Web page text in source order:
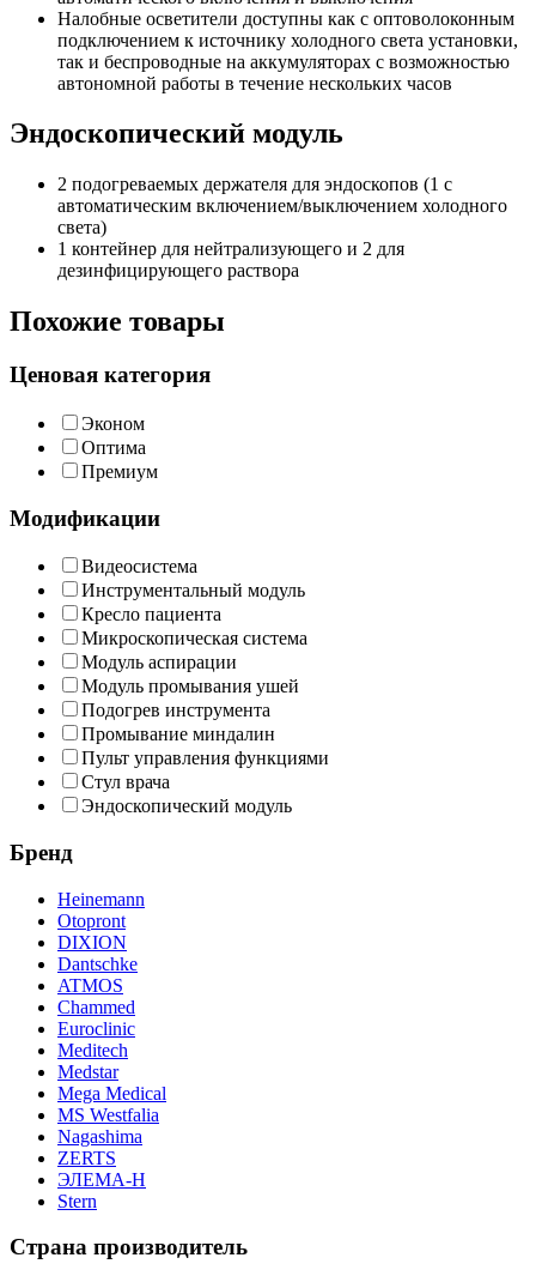
Налобные осветители доступны как с оптоволоконным
подключением к источнику холодного света установки,
так и беспроводные на аккумуляторах с возможностью
автономной работы в течение нескольких часов
Эндоскопический модуль
2 подогреваемых держателя для эндоскопов (1 с
автоматическим включением/выключением холодного
света)
1 контейнер для нейтрализующего и 2 для
дезинфицирующего раствора
Похожие товары
Ценовая категория
Эконом
Оптима
Премиум
Модификации
Видеосистема
Инструментальный модуль
Кресло пациента
Микроскопическая система
Модуль аспирации
Модуль промывания ушей
Подогрев инструмента
Промывание миндалин
Пульт управления функциями
Стул врача
Эндоскопический модуль
Бренд
Heinemann
Otopront
DIXION
Dantschke
ATMOS
Chammed
Euroclinic
Meditech
Medstar
Mega Medical
MS Westfalia
Nagashima
ZERTS
ЭЛЕМА-Н
Stern
Страна производитель